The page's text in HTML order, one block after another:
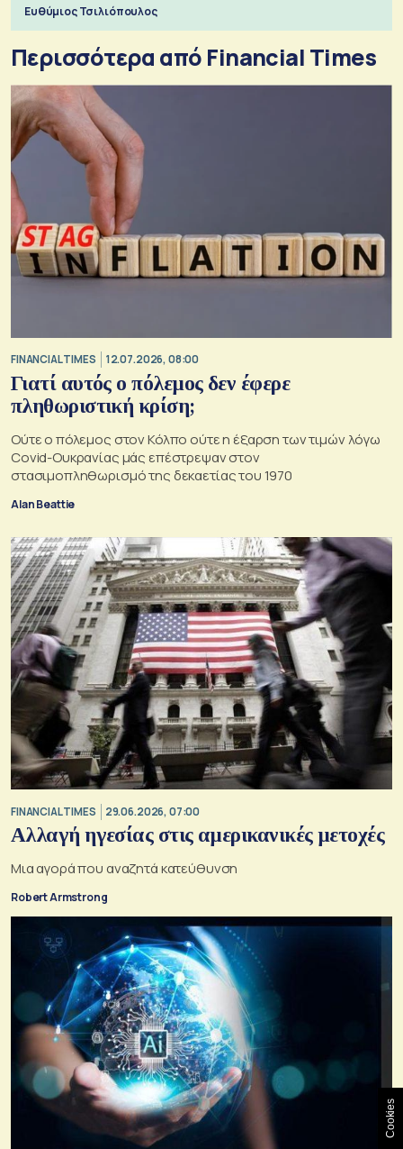
Ευθύμιος Τσιλιόπουλος
Περισσότερα από Financial Times
FINANCIAL TIMES 12.07.2026, 08:00
Γιατί αυτός ο πόλεμος δεν έφερε
πληθωριστική κρίση;
Ούτε ο πόλεμος στον Κόλπο ούτε η έξαρση των τιμών λόγω
Covid-Ουκρανίας μάς επέστρεψαν στον
στασιμοπληθωρισμό της δεκαετίας του 1970
Alan Beattie
FINANCIAL TIMES 29.06.2026, 07:00
Αλλαγή ηγεσίας στις αμερικανικές μετοχές
Μια αγορά που αναζητά κατεύθυνση
Robert Armstrong
Cookies